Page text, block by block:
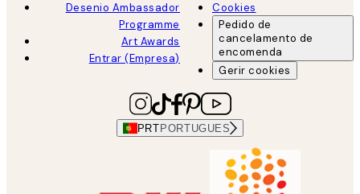
Desenio Ambassador
Programme
Art Awards
Entrar (Empresa)
Cookies
Pedido de
cancelamento de
encomenda
Gerir cookies
PRT PORTUGUES